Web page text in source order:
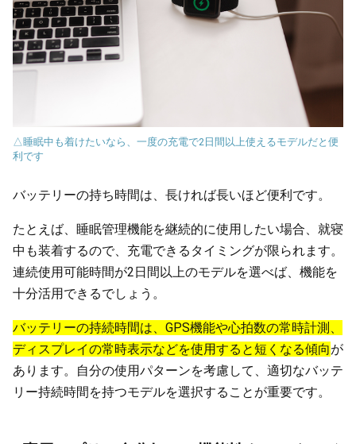
△睡眠中も着けたいなら、一度の充電で2日間以上使えるモデルだと便
利です
バッテリーの持ち時間は、長ければ長いほど便利です。
たとえば、睡眠管理機能を継続的に使用したい場合、就寝
中も装着するので、充電できるタイミングが限られます。
連続使用可能時間が2日間以上のモデルを選べば、機能を
十分活用できるでしょう。
バッテリーの持続時間は、GPS機能や心拍数の常時計測、
ディスプレイの常時表示などを使用すると短くなる傾向が
あります。自分の使用パターンを考慮して、適切なバッテ
リー持続時間を持つモデルを選択することが重要です。